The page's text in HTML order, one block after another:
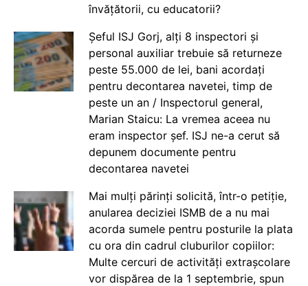
învățătorii, cu educatorii?
Șeful ISJ Gorj, alți 8 inspectori și
personal auxiliar trebuie să returneze
peste 55.000 de lei, bani acordați
pentru decontarea navetei, timp de
peste un an / Inspectorul general,
Marian Staicu: La vremea aceea nu
eram inspector șef. ISJ ne-a cerut să
depunem documente pentru
decontarea navetei
Mai mulți părinți solicită, într-o petiție,
anularea deciziei ISMB de a nu mai
acorda sumele pentru posturile la plata
cu ora din cadrul cluburilor copiilor:
Multe cercuri de activități extrașcolare
vor dispărea de la 1 septembrie, spun